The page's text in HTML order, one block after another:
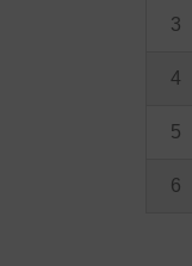
3
4
5
6